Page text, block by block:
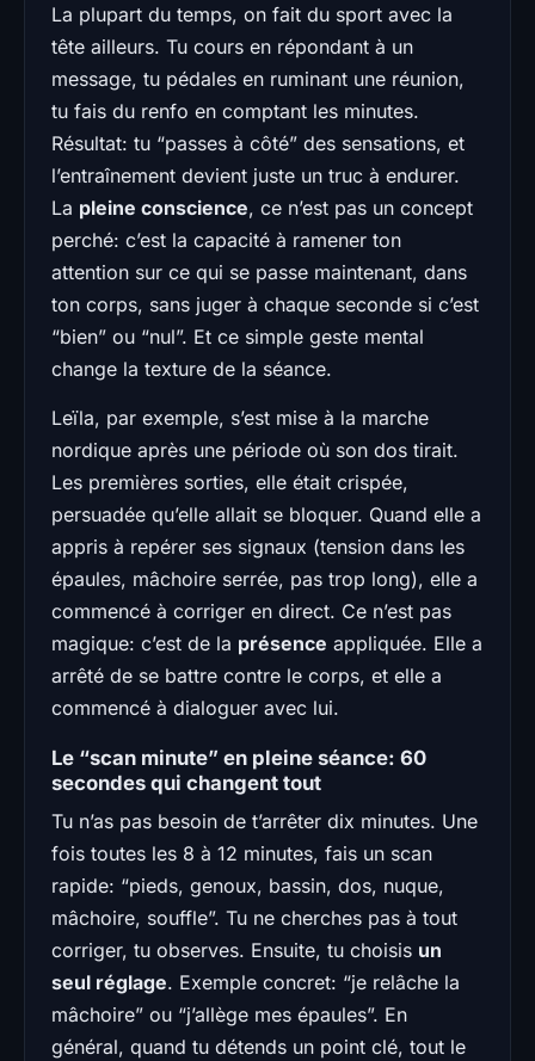
La plupart du temps, on fait du sport avec la
tête ailleurs. Tu cours en répondant à un
message, tu pédales en ruminant une réunion,
tu fais du renfo en comptant les minutes.
Résultat: tu “passes à côté” des sensations, et
l’entraînement devient juste un truc à endurer.
La pleine conscience, ce n’est pas un concept
perché: c’est la capacité à ramener ton
attention sur ce qui se passe maintenant, dans
ton corps, sans juger à chaque seconde si c’est
“bien” ou “nul”. Et ce simple geste mental
change la texture de la séance.
Leïla, par exemple, s’est mise à la marche
nordique après une période où son dos tirait.
Les premières sorties, elle était crispée,
persuadée qu’elle allait se bloquer. Quand elle a
appris à repérer ses signaux (tension dans les
épaules, mâchoire serrée, pas trop long), elle a
commencé à corriger en direct. Ce n’est pas
magique: c’est de la présence appliquée. Elle a
arrêté de se battre contre le corps, et elle a
commencé à dialoguer avec lui.
Le “scan minute” en pleine séance: 60
secondes qui changent tout
Tu n’as pas besoin de t’arrêter dix minutes. Une
fois toutes les 8 à 12 minutes, fais un scan
rapide: “pieds, genoux, bassin, dos, nuque,
mâchoire, souffle”. Tu ne cherches pas à tout
corriger, tu observes. Ensuite, tu choisis un
seul réglage. Exemple concret: “je relâche la
mâchoire” ou “j’allège mes épaules”. En
général, quand tu détends un point clé, tout le